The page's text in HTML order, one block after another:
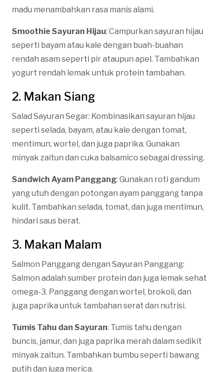
madu menambahkan rasa manis alami.
Smoothie Sayuran Hijau: Campurkan sayuran hijau
seperti bayam atau kale dengan buah-buahan
rendah asam seperti pir ataupun apel. Tambahkan
yogurt rendah lemak untuk protein tambahan.
2. Makan Siang
Salad Sayuran Segar: Kombinasikan sayuran hijau
seperti selada, bayam, atau kale dengan tomat,
mentimun, wortel, dan juga paprika. Gunakan
minyak zaitun dan cuka balsamico sebagai dressing.
Sandwich Ayam Panggang: Gunakan roti gandum
yang utuh dengan potongan ayam panggang tanpa
kulit. Tambahkan selada, tomat, dan juga mentimun,
hindari saus berat.
3. Makan Malam
Salmon Panggang dengan Sayuran Panggang:
Salmon adalah sumber protein dan juga lemak sehat
omega-3. Panggang dengan wortel, brokoli, dan
juga paprika untuk tambahan serat dan nutrisi.
Tumis Tahu dan Sayuran: Tumis tahu dengan
buncis, jamur, dan juga paprika merah dalam sedikit
minyak zaitun. Tambahkan bumbu seperti bawang
putih dan juga merica.